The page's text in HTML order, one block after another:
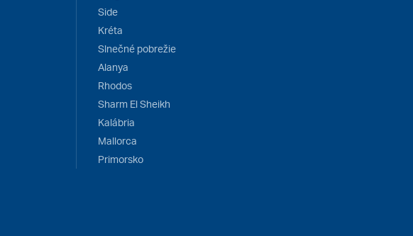
Side
Kréta
Slnečné pobrežie
Alanya
Rhodos
Sharm El Sheikh
Kalábria
Mallorca
Primorsko